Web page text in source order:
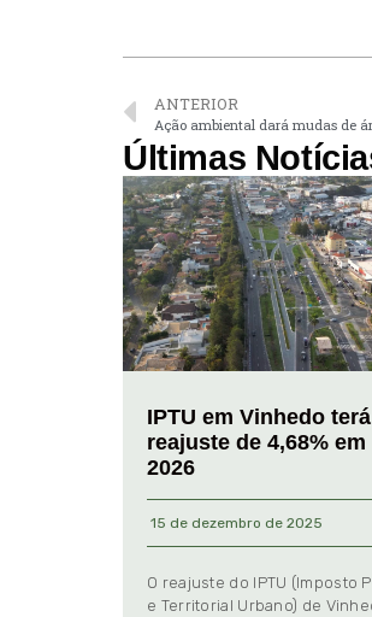
ANTERIOR
Ação ambiental dará mudas de
Últimas
IPTU em Vinhedo terá
reajuste de 4,68% em
2026
15 de dezembro de 2025
O reajuste do IPTU (Imposto
e Territorial Urbano) de